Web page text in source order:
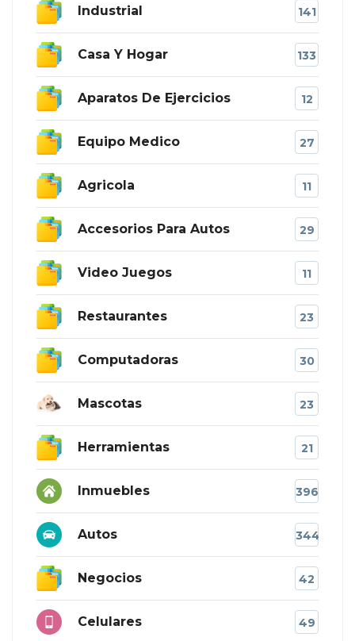
Industrial 141
Casa Y Hogar 133
Aparatos De Ejercicios 12
Equipo Medico 27
Agricola 11
Accesorios Para Autos 29
Video Juegos 11
Restaurantes 23
Computadoras 30
Mascotas 23
Herramientas 21
Inmuebles 396
Autos 344
Negocios 42
Celulares 49